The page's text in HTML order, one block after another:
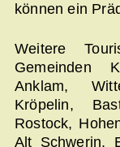
können ein
Weitere
Gemeinden
Anklam,
Kröpelin,
Rostock,
Alt Schwerin,